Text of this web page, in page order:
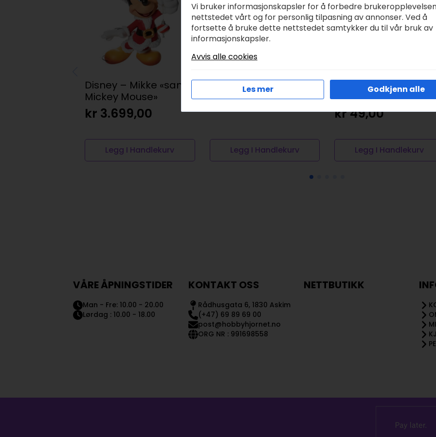
Disney – Mikke «santa
Mickey Mouse»
kr 3.699,00
Legg I Handlekurv
pastell, lilla 1stk
kr139,00
Legg I Handlekurv
Dobbelt kort –
butterflies
kr49,00
Legg I Handlekurv
VÅRE ÅPNINGSTIDER
Man - Fre: 10.00 - 20.00
Lørdag : 10.00 - 18.00
KONTAKT OSS
Rådhusgata 6, 1830 Askim
(+47) 69 89 69 00
post@hobbyhjornet.no
ORG NR : 991698558
NETTBUTIKK
Vi bruker informasjonskapsler for å forbedre
nettstedet vårt og for personlig tilpasning av annonser. Ved å
fortsette å bruke dette nettstedet samtykker du til vår bruk av
informasjonskapsler.
Avvis alle cookies
Les mer Godkjenn alle